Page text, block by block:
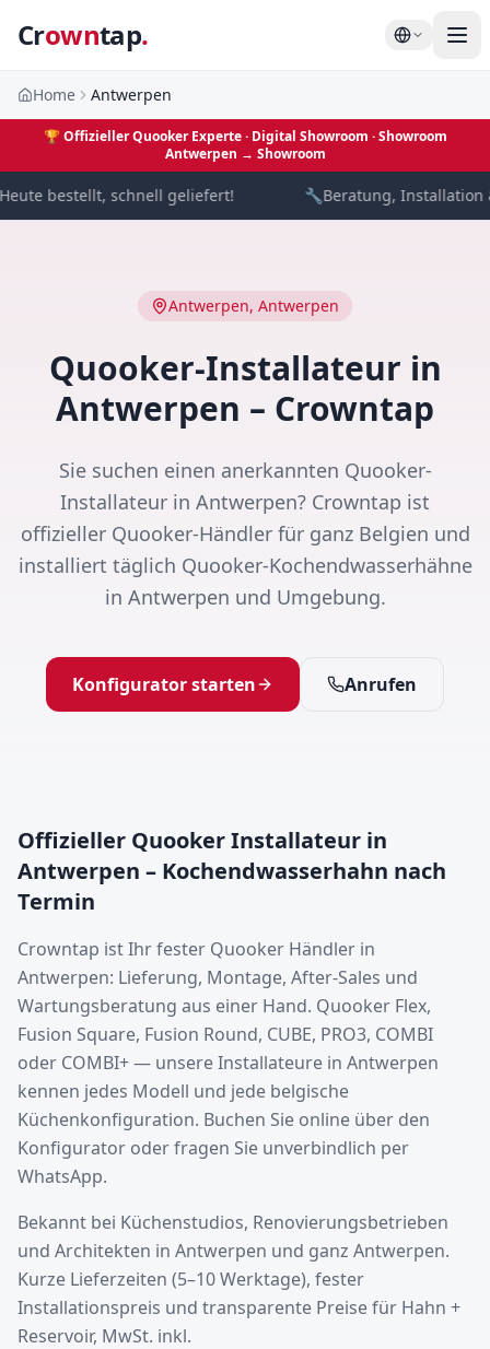
Crowntap.
Home Antwerpen
🏆 Offizieller Quooker Experte · Digital Showroom · Showroom
Antwerpen → Showroom
bestellt, schnell geliefert! 🔧Beratung, Installation
Antwerpen, Antwerpen
Quooker-Installateur in
Antwerpen – Crowntap
Sie suchen einen anerkannten Quooker-
Installateur in Antwerpen? Crowntap ist
offizieller Quooker-Händler für ganz Belgien und
installiert täglich Quooker-Kochendwasserhähne
in Antwerpen und Umgebung.
Konfigurator starten Anrufen
Offizieller Quooker Installateur in
Antwerpen – Kochendwasserhahn nach
Termin
Crowntap ist Ihr fester Quooker Händler in
Antwerpen: Lieferung, Montage, After-Sales und
Wartungsberatung aus einer Hand. Quooker Flex,
Fusion Square, Fusion Round, CUBE, PRO3, COMBI
oder COMBI+ — unsere Installateure in Antwerpen
kennen jedes Modell und jede belgische
Küchenkonfiguration. Buchen Sie online über den
Konfigurator oder fragen Sie unverbindlich per
WhatsApp.
Bekannt bei Küchenstudios, Renovierungsbetrieben
und Architekten in Antwerpen und ganz Antwerpen.
Kurze Lieferzeiten (5–10 Werktage), fester
Installationspreis und transparente Preise für Hahn +
Reservoir, MwSt. inkl.